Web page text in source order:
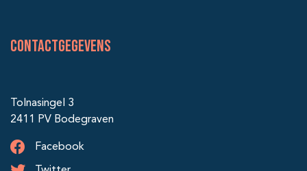
Contactgegevens
Tolnasingel 3
2411 PV Bodegraven
Facebook